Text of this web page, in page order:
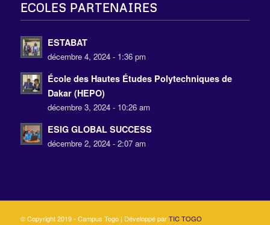
ECOLES PARTENAIRES
ESTABAT
décembre 4, 2024 - 1:36 pm
École des Hautes Études Polytechniques de
Dakar (HEPO)
décembre 3, 2024 - 10:26 am
ESIG GLOBAL SUCCESS
décembre 2, 2024 - 2:07 am
© Copyright 2019 - Campus Togo | Développé parTIC TOGO